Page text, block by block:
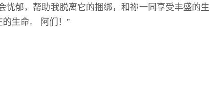
郁，帮助我脱离它的捆绑，和祢一同享受丰盛的生
生命。 阿们！”